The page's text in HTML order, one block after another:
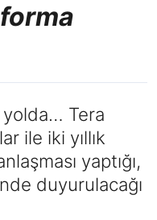
yolda… Tera
ile iki yıllık
yaptığı,
duyurulacağı